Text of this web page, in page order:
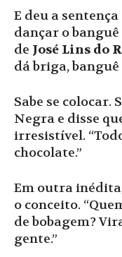
E deu a
dançar o
de José Lins do
dá briga,
Sabe se colocar.
Negra e disse
irresistível.
chocolate.”
Em outra
o conceito.
de bobagem?
gente.”